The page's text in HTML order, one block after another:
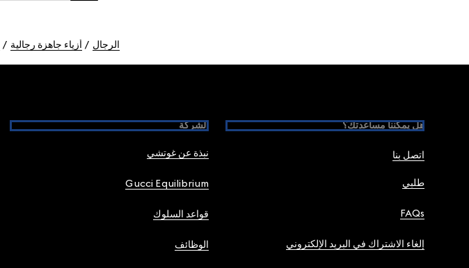
الرجال أزياء جاهزة رجالية
هل يمكننا مساعدتك؟
اتصل بنا
طلبي
FAQs
إلغاء الاشتراك في البريد الإلكتروني
الشركة
نبذة عن غوتشي
Gucci Equilibrium
قواعد السلوك
الوظائف